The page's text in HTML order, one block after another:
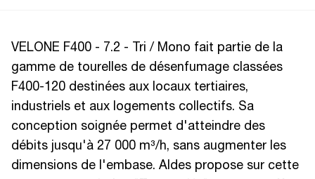
VELONE F400 - 7.2 - Tri / Mono fait partie de la
gamme de tourelles de désenfumage classées
F400-120 destinées aux locaux tertiaires,
industriels et aux logements collectifs. Sa
conception soignée permet d'atteindre des
débits jusqu'à 27 000 m³/h, sans augmenter les
dimensions de l'embase. Aldes propose sur cette